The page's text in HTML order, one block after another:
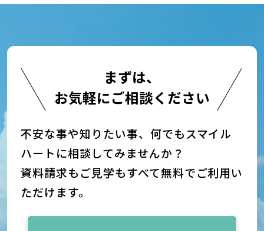
まずは、
お気軽にご相談ください
不安な事や知りたい事、何でもスマイル
ハートに相談してみませんか？
資料請求もご見学もすべて無料でご利用い
ただけます。